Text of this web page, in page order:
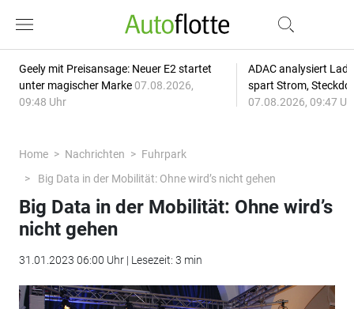
Geely mit Preisansage: Neuer E2 startet
unter magischer Marke 07.08.2026,
09:48 Uhr
ADAC analysiert
spart Strom,
07.08.2026, 09:47
Home Nachrichten
Fuhrpark
Big Data in der Mobilität: Ohne wird’s nicht gehen
Big Data in der Mobilität: Ohne wird’s
nicht gehen
31.01.2023 06:00 Uhr | Lesezeit: 3 min